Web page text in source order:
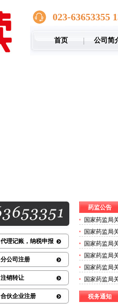
023-63653355
首页 公司简
代理记账，纳税申报
分公司注册
注销转让
合伙企业注册
药监公告
国家药监局
械许可证办
的公告（
国家药监局
七批）的重
国家药监局
方药的医疗
国家药监局
许可证办理
国家药监局
技术株式会
可证办理流
国家药监局
疗器械许可
税务通知